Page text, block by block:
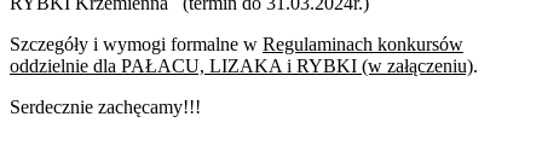
Szczegóły i wymogi formalne w Regulaminach konkursów
oddzielnie dla PAŁACU, LIZAKA i RYBKI (w załączeniu).
Serdecznie zachęcamy!!!